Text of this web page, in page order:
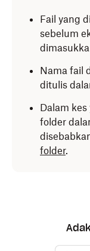
Fail yang
sebelum
Nama fail
ditulis
Dalam
folder
folder.